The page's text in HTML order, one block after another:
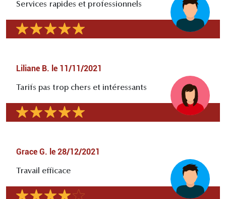
Services rapides et professionnels
Liliane B. le 11/11/2021
Tarifs pas trop chers et intéressants
Grace G. le 28/12/2021
Travail efficace